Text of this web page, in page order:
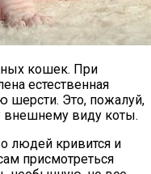
кошек. При
естественная
шерсти. Это, пожалуй,
внешнему виду коты.
людей кривится и
присмотреться